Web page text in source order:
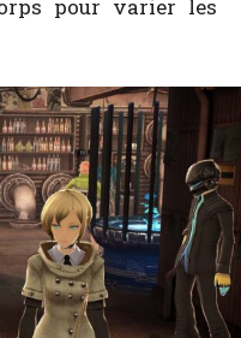
pour varier les